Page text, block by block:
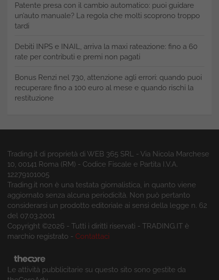
Patente presa con il cambio automatico: puoi guidare
un’auto manuale? La regola che molti scoprono troppo
tardi
Debiti INPS e INAIL, arriva la maxi rateazione: fino a 60
rate per contributi e premi non pagati
Bonus Renzi nel 730, attenzione agli errori: quando puoi
recuperare fino a 100 euro al mese e quando rischi la
restituzione
Trading.it di proprietà di WEB 365 SRL - Via Nicola Marchese
10, 00141 Roma (RM) - Codice Fiscale e Partita I.V.A.
12279101005
Trading.it non è una testata giornalistica, in quanto viene
aggiornato senza alcuna periodicità. Non può pertanto
considerarsi un prodotto editoriale ai sensi della legge n. 62
del 07.03.2001
Copyright ©2026 - Tutti i diritti riservati - TRADING.IT è
marchio registrato - Contattaci
Le attività pubblicitarie su questo sito sono gestite da